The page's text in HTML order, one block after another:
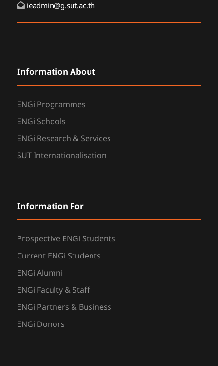
ieadmin@g.sut.ac.th
Information About
ENGi Programmes
ENGi Schools
ENGi Research & Services
SUT Internationalisation
Information For
Prospective ENGi Students
Current ENGi Students
ENGi Alumni
ENGi Faculty & Staff
ENGi Partners & Business
ENGi Donors